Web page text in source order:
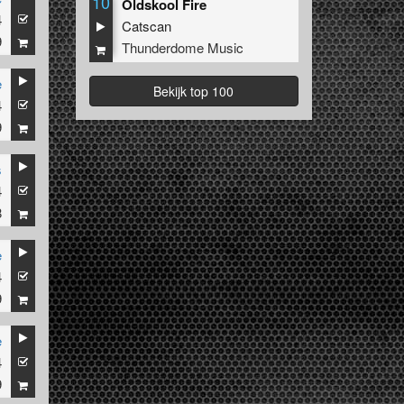
Oldskool Fire
Catscan
Thunderdome Music
Bekijk top 100